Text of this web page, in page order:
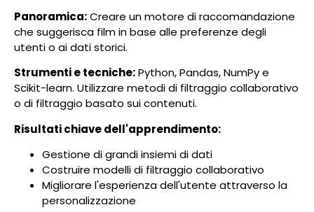
Panoramica:Creare un motore di raccomandazione
che suggerisca film in base alle preferenze degli
utenti o ai dati storici.
Strumenti e tecniche:Python, Pandas, NumPy e
Scikit-learn. Utilizzare metodi di filtraggio collaborativo
o di filtraggio basato sui contenuti.
Risultati chiave dell'apprendimento:
Gestione di grandi insiemi di dati
Costruire modelli di filtraggio collaborativo
Migliorare l'esperienza dell'utente attraverso la
personalizzazione